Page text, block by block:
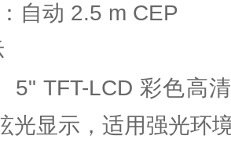
自动 2.5 m CEP
5" TFT-LCD 彩色高
光显示，适用强光环